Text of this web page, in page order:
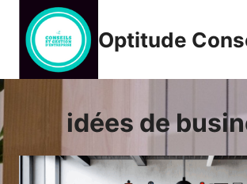
contenu
Optitude
idées de